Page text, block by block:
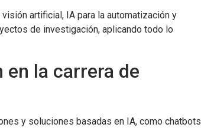
artificial, IA para la automatización y
de investigación, aplicando todo lo
en la carrera de
y soluciones basadas en IA, como chatbots